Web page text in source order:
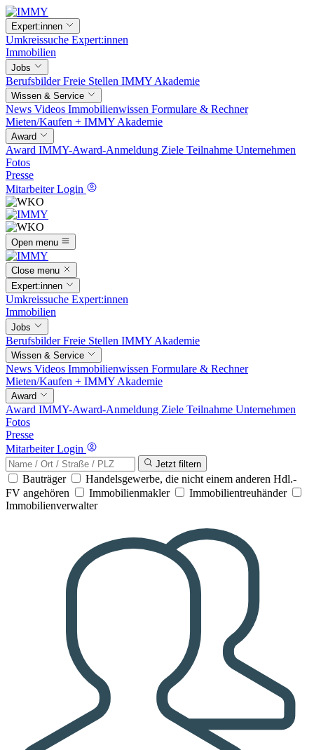
Expert:innen
Umkreissuche Expert:innen
Immobilien
Jobs
BerufsbilderFreie Stellen IMMY Akademie
Wissen & Service
News Videos Immobilienwissen Formulare & Rechner
Mieten/Kaufen + IMMY Akademie
Award
Award IMMY-Award-Anmeldung Ziele Teilnahme Unternehmen
Fotos
Presse
Mitarbeiter Login
Open menu
Close menu
Expert:innen
Umkreissuche Expert:innen
Immobilien
Jobs
BerufsbilderFreie Stellen IMMY Akademie
Wissen & Service
News Videos Immobilienwissen Formulare & Rechner
Mieten/Kaufen + IMMY Akademie
Award
Award IMMY-Award-Anmeldung Ziele Teilnahme Unternehmen
Fotos
Presse
Mitarbeiter Login
Jetzt filtern
Bauträger
Handelsgewerbe, die nicht einem anderen Hdl.-
FV angehören
Immobilienmakler
Immobilientreuhänder
Immobilienverwalter